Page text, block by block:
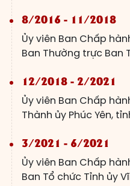
8/2016 - 11/2018
Ủy viên Ban Chấp
Ban Thường trực Ban
12/2018 - 2/2021
Ủy viên Ban Chấp
Thành ủy Phúc Yên,
3/2021 - 6/2021
Ủy viên Ban Chấp
Ban Tổ chức Tỉnh ủy